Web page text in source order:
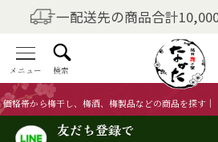
一配送先の商品合計
メニュー 検索
商品を探す
全商品一覧
梅干しの商品一覧